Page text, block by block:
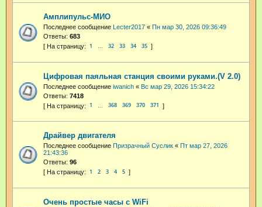
Амплипульс-МИО
Последнее сообщение Lecter2017 « Пн мар 30, 2026 09:36:49
Ответы: 683
1 32 33 34 35
Цифровая паяльная станция своими руками.(V 2.0)
Последнее сообщение iwanich « Вс мар 29, 2026 15:34:22
Ответы: 7418
1 368 369 370 371
Драйвер двигателя
Последнее сообщение Призрачный Суслик « Пт мар 27, 2026
21:43:36
Ответы: 96
1 2 3 4 5
Очень простые часы с WiFi